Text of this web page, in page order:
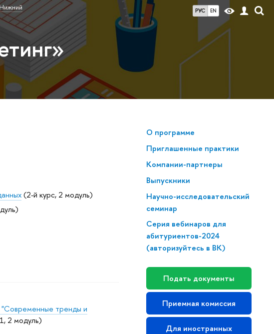
РУС EN
О программе
Приглашенные практики
Компании-партнеры
Выпускники
Научно-исследовательский
семинар
Серия вебинаров для
абитуриентов-2024
(авторизуйтесь в ВК)
Подать документы
Приемная комиссия
Для иностранных
(2-й курс, 2 модуль)
"Современные тренды и
2 модуль)